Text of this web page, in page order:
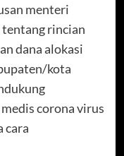
menteri
rincian
dana alokasi
kota
corona virus
cara